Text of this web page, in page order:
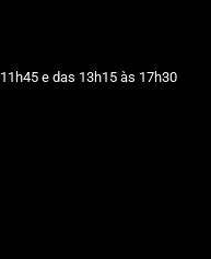
e das 13h15 às 17h30